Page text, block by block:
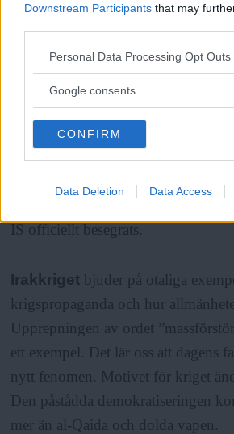
Downstream Participants that may
Please note that this website/app uses
not limited to your visit or usage
use your data for below specified
consent section.
Personal Data Processing Opt Outs
Google consents
CONFIRM
Data Deletion Data Access
Läs Frias
Syreär Sveriges enda gröna
finns både digitalt och i tryck.
staten 2006, terrorgruppen som
och utvecklats av inbördeskrigets
maktvakuum som uppstod när
• Nu harsäkerhetsstyrkor tagit
Irak, men IS har fortfarande
Irak 2014 har en ny humantiär
IS officiellt besegrats.
Irakkriget bjuder på otaliga
krigspropaganda och hur
Upprepningen av ordet
ett exempel. Det lär oss att dagens
nytt fenomen. Motivet för kriget
Den påstådda demokratiseringen
mer än al-Qaida och dolda vapen.